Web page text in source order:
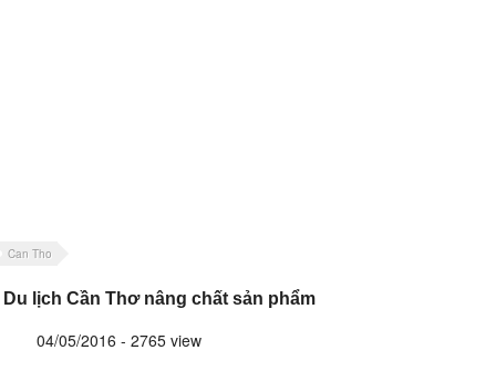
Can Tho
Du lịch Cần Thơ nâng chất sản phẩm
04/05/2016 - 2765 view